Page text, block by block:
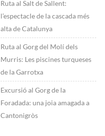
Ruta al Salt de Sallent:
l’espectacle de la cascada més
alta de Catalunya
Ruta al Gorg del Molí dels
Murris: Les piscines turqueses
de la Garrotxa
Excursió al Gorg de la
Foradada: una joia amagada a
Cantonigròs